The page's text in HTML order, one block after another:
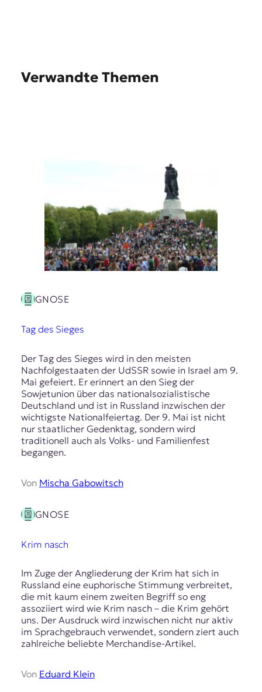
Verwandte Themen
GNOSE
Tag des Sieges
Der Tag des Sieges wird in den meisten
Nachfolgestaaten der UdSSR sowie in Israel am 9.
Mai gefeiert. Er erinnert an den Sieg der
Sowjetunion über das nationalsozialistische
Deutschland und ist in Russland inzwischen der
wichtigste Nationalfeiertag. Der 9. Mai ist nicht
nur staatlicher Gedenktag, sondern wird
traditionell auch als Volks- und Familienfest
begangen.
Von Mischa Gabowitsch
GNOSE
Krim nasch
Im Zuge der Angliederung der Krim hat sich in
Russland eine euphorische Stimmung verbreitet,
die mit kaum einem zweiten Begriff so eng
assoziiert wird wie Krim nasch – die Krim gehört
uns. Der Ausdruck wird inzwischen nicht nur aktiv
im Sprachgebrauch verwendet, sondern ziert auch
zahlreiche beliebte Merchandise-Artikel.
Von Eduard Klein